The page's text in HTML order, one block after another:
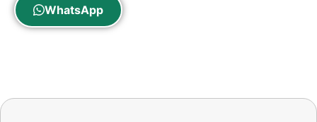
WhatsApp